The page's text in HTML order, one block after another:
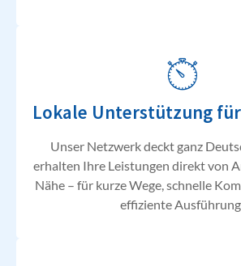
Lokale Unterstützung
Unser Netzwerk deckt ganz
erhalten Ihre Leistungen direkt von
Nähe – für kurze Wege, schnelle
effiziente Ausführung.